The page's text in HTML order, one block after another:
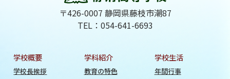
〒426-0007 静岡県藤枝市潮87
TEL：054-641-6693
学校概要
学校長挨拶
学科紹介
教育の特色
学校生活
年間行事